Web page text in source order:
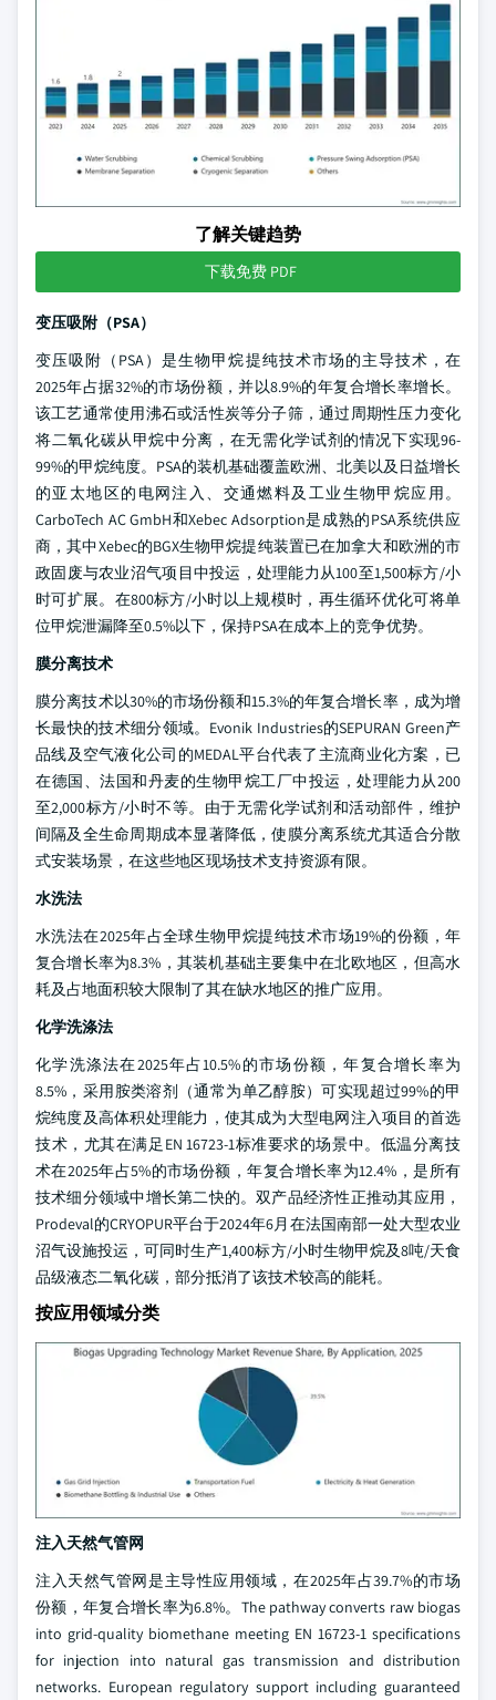
了解关键趋势
下载免费 PDF
变压吸附（PSA）
变压吸附（PSA）是生物甲烷提纯技术市场的主导技术，在
2025年占据32%的市场份额，并以8.9%的年复合增长率增长。
该工艺通常使用沸石或活性炭等分子筛，通过周期性压力变化
将二氧化碳从甲烷中分离，在无需化学试剂的情况下实现96-
99%的甲烷纯度。PSA的装机基础覆盖欧洲、北美以及日益增长
的亚太地区的电网注入、交通燃料及工业生物甲烷应用。
CarboTech AC GmbH和Xebec Adsorption是成熟的PSA系统供应
商，其中Xebec的BGX生物甲烷提纯装置已在加拿大和欧洲的市
政固废与农业沼气项目中投运，处理能力从100至1,500标方/小
时可扩展。在800标方/小时以上规模时，再生循环优化可将单
位甲烷泄漏降至0.5%以下，保持PSA在成本上的竞争优势。
膜分离技术
膜分离技术以30%的市场份额和15.3%的年复合增长率，成为增
长最快的技术细分领域。Evonik Industries的SEPURAN Green产
品线及空气液化公司的MEDAL平台代表了主流商业化方案，已
在德国、法国和丹麦的生物甲烷工厂中投运，处理能力从200
至2,000标方/小时不等。由于无需化学试剂和活动部件，维护
间隔及全生命周期成本显著降低，使膜分离系统尤其适合分散
式安装场景，在这些地区现场技术支持资源有限。
水洗法
水洗法在2025年占全球生物甲烷提纯技术市场19%的份额，年
复合增长率为8.3%，其装机基础主要集中在北欧地区，但高水
耗及占地面积较大限制了其在缺水地区的推广应用。
化学洗涤法
化学洗涤法在2025年占10.5%的市场份额，年复合增长率为
8.5%，采用胺类溶剂（通常为单乙醇胺）可实现超过99%的甲
烷纯度及高体积处理能力，使其成为大型电网注入项目的首选
技术，尤其在满足EN 16723-1标准要求的场景中。低温分离技
术在2025年占5%的市场份额，年复合增长率为12.4%，是所有
技术细分领域中增长第二快的。双产品经济性正推动其应用，
Prodeval的CRYOPUR平台于2024年6月在法国南部一处大型农业
沼气设施投运，可同时生产1,400标方/小时生物甲烷及8吨/天食
品级液态二氧化碳，部分抵消了该技术较高的能耗。
按应用领域分类
注入天然气管网
注入天然气管网是主导性应用领域，在2025年占39.7%的市场
份额，年复合增长率为6.8%。The pathway converts raw biogas
into grid-quality biomethane meeting EN 16723-1 specifications
for injection into natural gas transmission and distribution
networks. European regulatory support including guaranteed